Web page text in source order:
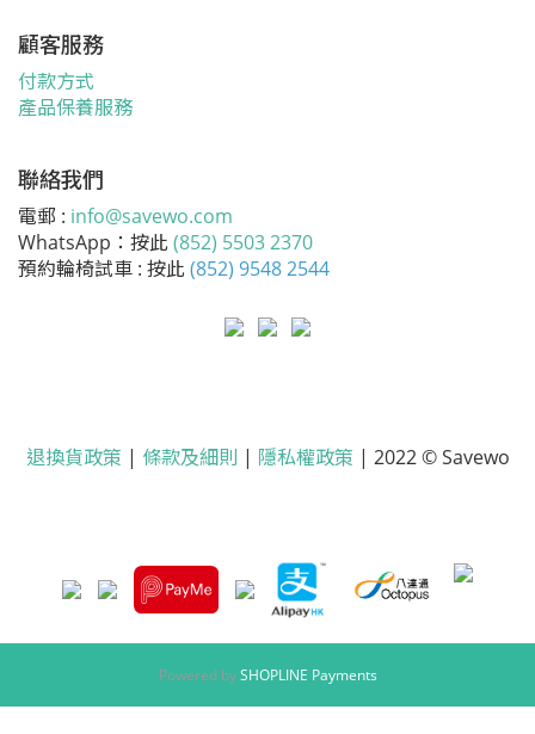
顧客服務
付款方式
產品保養服務
聯絡我們
電郵 : info@savewo.com
WhatsApp：按此 (852) 5503 2370
預約輪椅試車 : 按此 (852) 9548 2544
退換貨政策 | 條款及細則 | 隱私權政策 | 2022 © Savewo
Powered bySHOPLINE Payments